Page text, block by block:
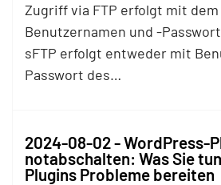
Zugriff via FTP erfolgt mit
Benutzernamen und -
sFTP erfolgt entweder mit
Passwort des…
2024-08-02 - WordPress-
notabschalten: Was Sie
Plugins Probleme bereiten